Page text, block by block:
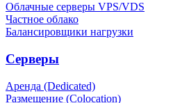
Облачные серверы VPS/VDS
Частное облако
Балансировщики нагрузки
Серверы
Аренда (Dedicated)
Размещение (Colocation)